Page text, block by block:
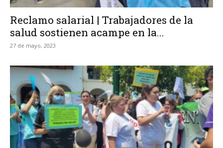
Reclamo salarial | Trabajadores de la
salud sostienen acampe en la...
27 de mayo, 2023